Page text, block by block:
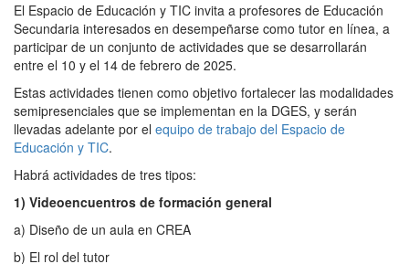
El Espacio de Educación y TIC invita a profesores de Educación
Secundaria interesados en desempeñarse como tutor en línea, a
participar de un conjunto de actividades que se desarrollarán
entre el 10 y el 14 de febrero de 2025.
Estas actividades tienen como objetivo fortalecer las modalidades
semipresenciales que se implementan en la DGES, y serán
llevadas adelante por el equipo de trabajo del Espacio de
Educación y TIC.
Habrá actividades de tres tipos:
1) Videoencuentros de formación general
a) Diseño de un aula en CREA
b) El rol del tutor